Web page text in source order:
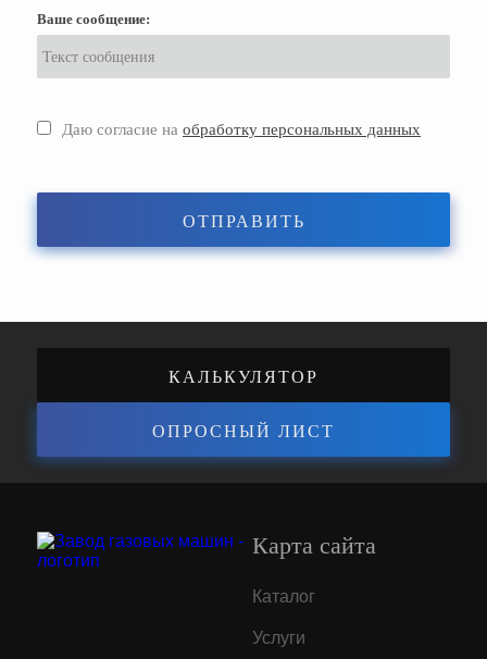
Ваше сообщение:
Даю согласие на обработку персональных данных
ОТПРАВИТЬ
КАЛЬКУЛЯТОР
ЭНЕРГОЭФФЕКТИВНОСТИ
ОПРОСНЫЙ ЛИСТ
Карта сайта
Каталог
Услуги